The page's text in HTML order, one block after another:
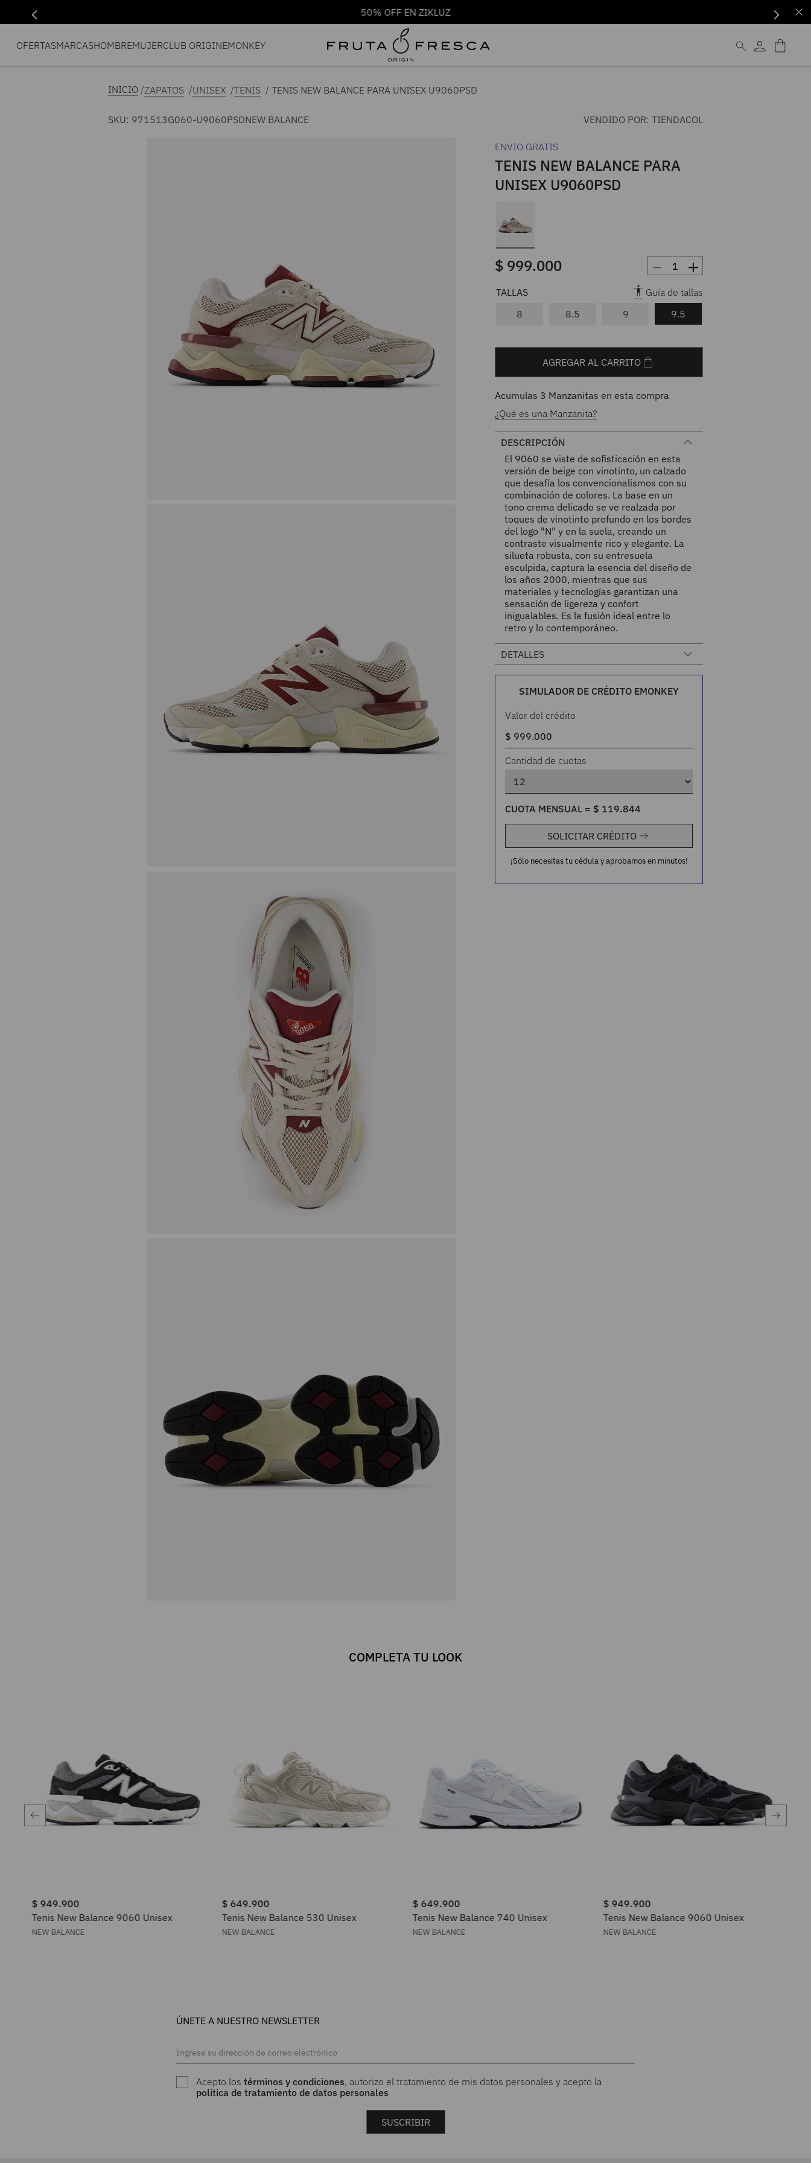
50% OFF EN ZIKLUZ
OFERTASMARCASHOMBREMUJERCLUB ORIGINEMONKEY
ZAPATOS UNISEX TENIS TENIS NEW BALANCE PARA UNISEX U9060PSD
SKU: 971513G060-U9060PSDNEW BALANCE VENDIDO POR:TIENDACOL
ENVIO GRATIS
TENIS NEW BALANCE PARA
UNISEX U9060PSD
$ 999.000 ＋
－
8 8.5 9 9.5
Guía de tallas
AGREGAR AL CARRITO
Acumulas 3 Manzanitas en esta compra
¿Qué es una Manzanita?
DESCRIPCIÓN
El 9060 se viste de sofisticación en esta
versión de beige con vinotinto, un calzado
que desafía los convencionalismos con su
combinación de colores. La base en un
tono crema delicado se ve realzada por
toques de vinotinto profundo en los bordes
del logo "N" y en la suela, creando un
contraste visualmente rico y elegante. La
silueta robusta, con su entresuela
esculpida, captura la esencia del diseño de
los años 2000, mientras que sus
materiales y tecnologías garantizan una
sensación de ligereza y confort
inigualables. Es la fusión ideal entre lo
retro y lo contemporáneo.
DETALLES
SIMULADOR DE CRÉDITO EMONKEY
Valor del crédito
Cantidad de cuotas
CUOTA MENSUAL = $ 119.844
SOLICITAR CRÉDITO
¡Sólo necesitas tu cédula y aprobamos en minutos!
COMPLETA TU LOOK
$ 949.900
Tenis New Balance 9060 Unisex
NEW BALANCE
$ 649.900
Tenis New Balance 530 Unisex
NEW BALANCE
$ 649.900
Tenis New Balance 740 Unisex
NEW BALANCE
$ 949.900
Tenis New Balance 9060 Unisex
NEW BALANCE
ÚNETE A NUESTRO NEWSLETTER
Acepto lostérminos y condiciones, autorizo el tratamiento de mis datos personales y acepto la
politica de tratamiento de datos personales
SUSCRIBIR